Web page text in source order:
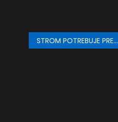
STROM POTREBUJE PRE ŽIVOT LEN TRI VECI